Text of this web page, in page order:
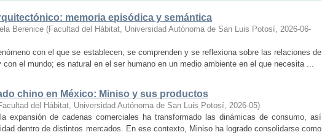
memoria episódica y semántica
Berenice (Facultad del Hábitat, Universidad Autónoma de San Luis Potosí, 2026-06-
con el que se establecen, se comprenden y se reflexiona sobre las relaciones de
el mundo; es natural en el ser humano en un medio ambiente en el que necesita ...
chino en México: Miniso y sus productos
del Hábitat, Universidad Autónoma de San Luis Potosí, 2026-05)
expansión de cadenas comerciales ha transformado las dinámicas de consumo, así
dentro de distintos mercados. En ese contexto, Miniso ha logrado consolidarse como